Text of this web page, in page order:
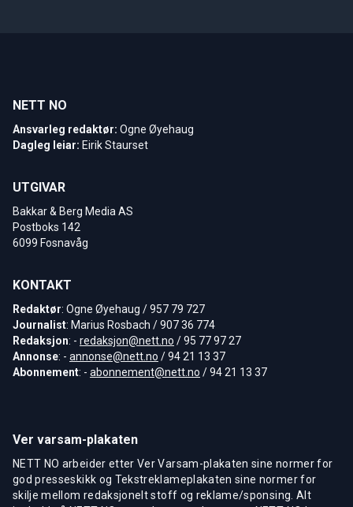
NETT NO
Ansvarleg redaktør: Ogne Øyehaug
Dagleg leiar: Eirik Staurset
UTGIVAR
Bakkar & Berg Media AS
Postboks 142
6099 Fosnavåg
KONTAKT
Redaktør: Ogne Øyehaug / 957 79 727
Journalist: Marius Rosbach / 907 36 774
Redaksjon: - redaksjon@nett.no / 95 77 97 27
Annonse: - annonse@nett.no / 94 21 13 37
Abonnement: - abonnement@nett.no / 94 21 13 37
Ver varsam-plakaten
NETT NO arbeider etter Ver Varsam-plakaten sine normer for
god presseskikk og Tekstreklameplakaten sine normer for
skilje mellom redaksjonelt stoff og reklame/sponsing. Alt